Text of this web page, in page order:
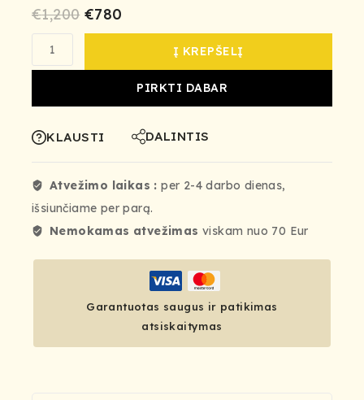
€1,200 €780
Į KREPŠELĮ
PIRKTI DABAR
KLAUSTI DALINTIS
Atvežimo laikas :per 2-4 darbo dienas,
išsiunčiame per parą.
Nemokamas atvežimas viskam nuo 70 Eur
Garantuotas saugus ir patikimas
atsiskaitymas